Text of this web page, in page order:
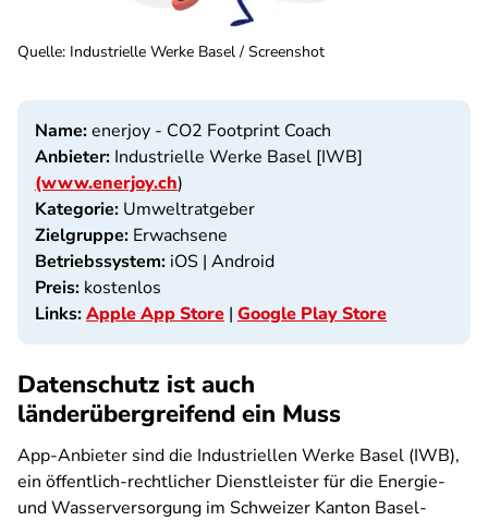
Quelle: Industrielle Werke Basel / Screenshot
Name:enerjoy - CO2 Footprint Coach
Anbieter: Industrielle Werke Basel [IWB]
(www.enerjoy.ch)
Kategorie: Umweltratgeber
Zielgruppe: Erwachsene
Betriebssystem: iOS | Android
Preis: kostenlos
Links:Apple App Store | Google Play Store
Datenschutz ist auch
länderübergreifend ein Muss
App-Anbieter sind die Industriellen Werke Basel (IWB),
ein öffentlich-rechtlicher Dienstleister für die Energie-
und Wasserversorgung im Schweizer Kanton Basel-